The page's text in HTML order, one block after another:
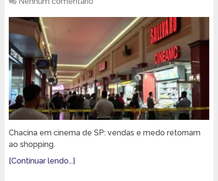
Chacina em cinema de SP: vendas e medo retornam
ao shopping.
[Continuar lendo...]